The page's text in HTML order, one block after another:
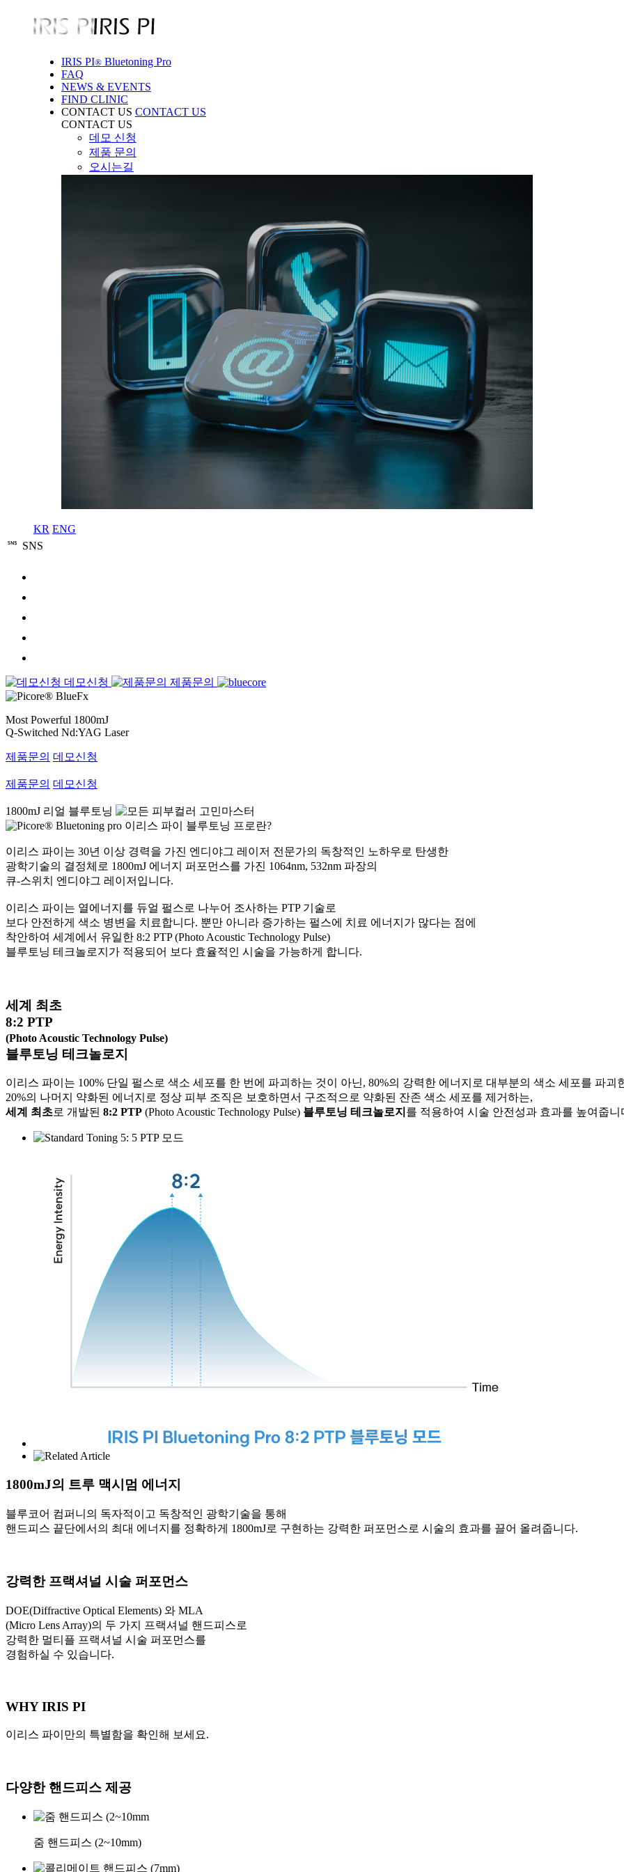
IRIS PI®Bluetoning Pro
FAQ
NEWS & EVENTS
FIND CLINIC
CONTACT US CONTACT US
CONTACT US
데모 신청
제품 문의
오시는길
KR ENG
SNS
데모신청 제품문의
Most Powerful 1800mJ
Q-Switched Nd:YAG Laser
제품문의 데모신청
제품문의 데모신청
1800mJ 리얼 블루토닝
이리스 파이 블루토닝 프로란?
이리스 파이는 30년 이상 경력을 가진 엔디야그 레이저 전문가의 독창적인 노하우로 탄생한
광학기술의 결정체로 1800mJ 에너지 퍼포먼스를 가진 1064nm, 532nm 파장의
큐-스위치 엔디야그 레이저입니다.
이리스 파이는 열에너지를 듀얼 펄스로 나누어 조사하는 PTP 기술로
보다 안전하게 색소 병변을 치료합니다. 뿐만 아니라 증가하는 펄스에 치료 에너지가 많다는 점에
착안하여 세계에서 유일한 8:2 PTP (Photo Acoustic Technology Pulse)
블루토닝 테크놀로지가 적용되어 보다 효율적인 시술을 가능하게 합니다.
세계 최초
8:2 PTP
(Photo Acoustic Technology Pulse)
블루토닝 테크놀로지
이리스 파이는 100% 단일 펄스로 색소 세포를 한 번에 파괴하는 것이 아닌, 80%의 강력한 에너지로 대부분의 색소 세포를 파괴
20%의 나머지 약화된 에너지로 정상 피부 조직은 보호하면서 구조적으로 약화된 잔존 색소 세포를 제거하는,
세계 최초로 개발된 8:2 PTP (Photo Acoustic Technology Pulse) 블루토닝 테크놀로지 를 적용하여 시술 안전성과 효과를 높여줍니
1800mJ의 트루 맥시멈 에너지
블루코어 컴퍼니의 독자적이고 독창적인 광학기술을 통해
핸드피스 끝단에서의 최대 에너지를 정확하게 1800mJ로 구현하는 강력한 퍼포먼스로 시술의 효과를 끌어 올려줍니다.
강력한 프랙셔널 시술 퍼포먼스
DOE(Diffractive Optical Elements) 와 MLA
(Micro Lens Array)의 두 가지 프랙셔널 핸드피스로
강력한 멀티플 프랙셔널 시술 퍼포먼스를
경험하실 수 있습니다.
WHYIRIS PI
이리스 파이만의 특별함을 확인해 보세요.
다양한 핸드피스 제공
줌 핸드피스 (2~10mm)